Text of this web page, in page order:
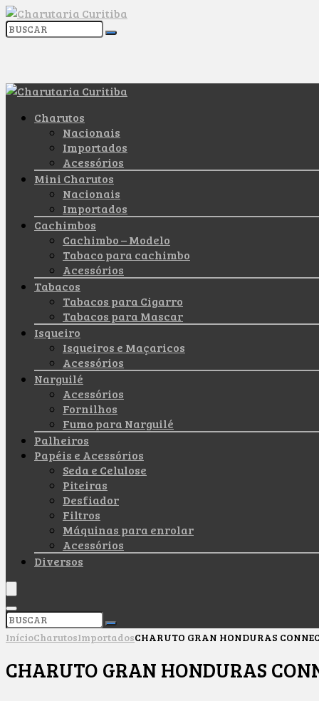
Charutos
Nacionais
Importados
Acessórios
Mini Charutos
Nacionais
Importados
Cachimbos
Cachimbo – Modelo
Tabaco para cachimbo
Acessórios
Tabacos
Tabacos para Cigarro
Tabacos para Mascar
Isqueiro
Isqueiros e Maçaricos
Acessórios
Narguilé
Acessórios
Fornilhos
Fumo para Narguilé
Palheiros
Papéis e Acessórios
Seda e Celulose
Piteiras
Desfiador
Filtros
Máquinas para enrolar
Acessórios
Diversos
InícioCharutosImportadosCHARUTO GRAN HONDURAS
CHARUTO GRAN HONDURAS